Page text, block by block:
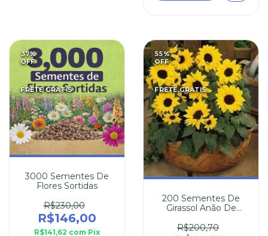
37%
OFF
FRETE GRÁTIS
3000 Sementes De
Flores Sortidas
R$230,00
R$146,00
R$141,62 com Pix
55%
OFF
FRETE GRÁTIS
200 Sementes De
Girassol Anão De
R$200,70